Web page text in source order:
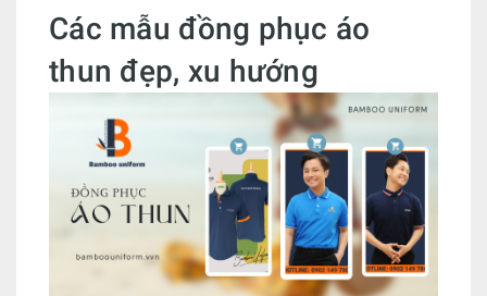
Các mẫu đồng phục áo
thun đẹp, xu hướng